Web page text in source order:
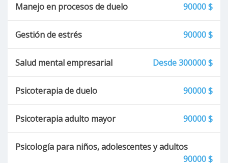
Manejo en procesos de duelo 90000 $
Gestión de estrés 90000 $
Salud mental empresarial Desde 300000 $
Psicoterapia de duelo 90000 $
Psicoterapia adulto mayor 90000 $
Psicología para niños, adolescentes y adultos
90000 $